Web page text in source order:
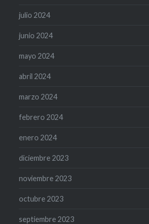
julio 2024
junio 2024
mayo 2024
abril 2024
marzo 2024
febrero 2024
enero 2024
diciembre 2023
noviembre 2023
octubre 2023
septiembre 2023